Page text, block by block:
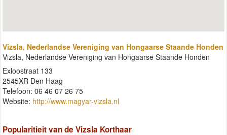
Vizsla, Nederlandse Vereniging van Hongaarse Staande Honden
Vizsla, Nederlandse Vereniging van Hongaarse Staande Honden
Exloostraat 133
2545XR Den Haag
Telefoon: 06 46 07 26 75
Website: http://www.magyar-vizsla.nl
Popularitieit van de Vizsla Korthaar